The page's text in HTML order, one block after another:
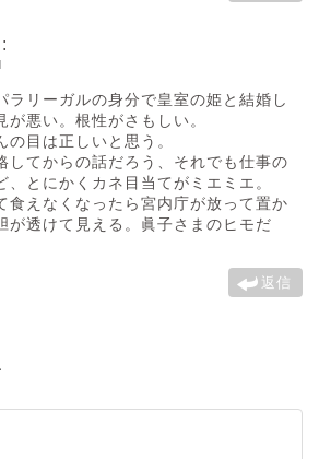
ラリーガルの身分で皇室の姫と結婚し
が悪い。根性がさもしい。
目は正しいと思う。
してからの話だろう、それでも仕事の
、とにかくカネ目当てがミエミエ。
食えなくなったら宮内庁が放って置か
が透けて見える。眞子さまのヒモだ
返信